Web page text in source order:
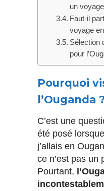
un
Faut-il
voyage
Sélection
pour
Pourquoi
l’Ouganda ?
C’est une
été posé
j’allais en
ce n’est pas un
Pourtant,